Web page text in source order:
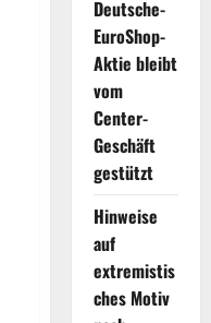
Deutsche-
EuroShop-
Aktie bleibt
vom
Center-
Geschäft
gestützt
Hinweise
auf
extremistis
ches Motiv